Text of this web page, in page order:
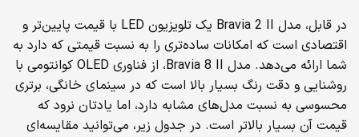
در قابل، مدل Bravia 2 II یک تلویزیون LED با قیمت پایین‌تر و
اقتصادی‌ است که امکانات ساده‌تری را به نسبت قیمتی که دارد به
شما ارائه می‌دهد. مدل Bravia 8 II، از فناوری OLED کوانتومی با
روشنایی و دقت رنگ بسیار بالا است که در سینمای خانگی، برتری
محسوسی به نسبت مدل‌های مشابه دارد، اما یادتان نرود که
قیمت آن بسیار بالاتر است. در جدول زیر، می‌توانید مقایسه‌ای